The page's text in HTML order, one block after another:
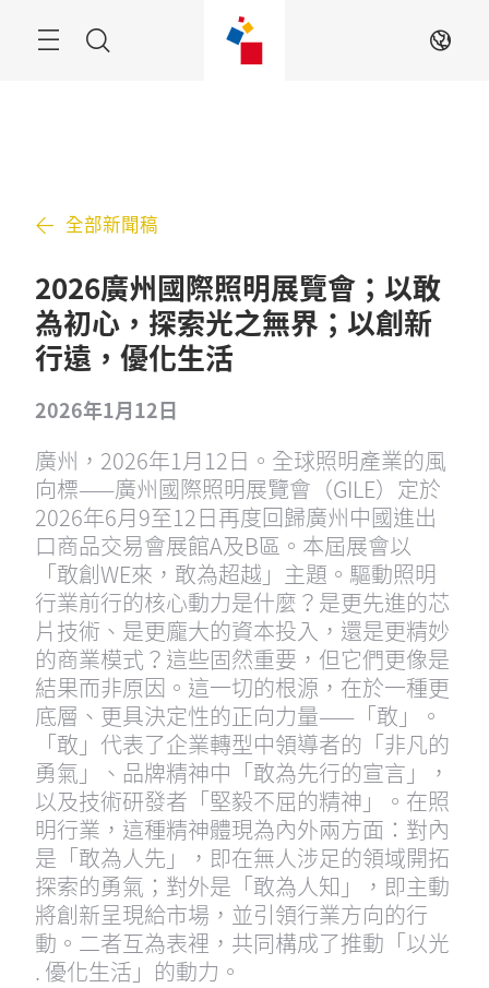
ZH
全部新聞稿
2026廣州國際照明展覽會；以敢
為初心，探索光之無界；以創新
行遠，優化生活
2026年1月12日
廣州，2026年1月12日。全球照明產業的風
向標——廣州國際照明展覽會（GILE）定於
2026年6月9至12日再度回歸廣州中國進出
口商品交易會展館A及B區。本屆展會以
「敢創WE來，敢為超越」主題。驅動照明
行業前行的核心動力是什麼？是更先進的芯
片技術、是更龐大的資本投入，還是更精妙
的商業模式？這些固然重要，但它們更像是
結果而非原因。這一切的根源，在於一種更
底層、更具決定性的正向力量——「敢」。
「敢」代表了企業轉型中領導者的「非凡的
勇氣」、品牌精神中「敢為先行的宣言」，
以及技術研發者「堅毅不屈的精神」。在照
明行業，這種精神體現為內外兩方面：對內
是「敢為人先」，即在無人涉足的領域開拓
探索的勇氣；對外是「敢為人知」，即主動
將創新呈現給市場，並引領行業方向的行
動。二者互為表裡，共同構成了推動「以光
. 優化生活」的動力。